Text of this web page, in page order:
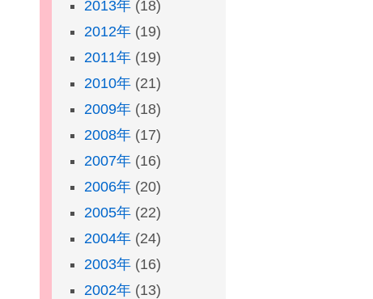
2013年 (18)
2012年 (19)
2011年 (19)
2010年 (21)
2009年 (18)
2008年 (17)
2007年 (16)
2006年 (20)
2005年 (22)
2004年 (24)
2003年 (16)
2002年 (13)